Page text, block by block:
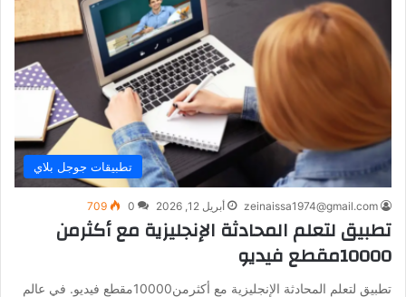
تطبيقات جوجل بلاي
zeinaissa1974@gmail.com أبريل 12, 2026 0
709
تطبيق لتعلم المحادثة الإنجليزية مع أكثرمن
10000مقطع فيديو
تطبيق لتعلم المحادثة الإنجليزية مع أكثرمن10000مقطع فيديو. في عالم